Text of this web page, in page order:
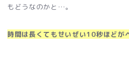
もどうなのかと…。
時間は長くてもせいぜい10秒ほどが